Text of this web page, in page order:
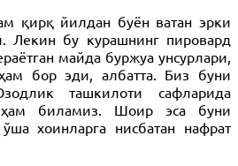
қирқ йилдан буён ватан эрки
Лекин бу курашнинг пировард
майда буржуа унсурлари,
бор эди, албатта. Биз буни
ташкилоти сафларида
ҳам биламиз. Шоир эса буни
хоинларга нисбатан нафрат